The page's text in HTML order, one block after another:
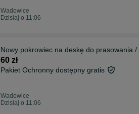
Wadowice
Dzisiaj o 11:06
Nowy pokrowiec na deskę do prasowania
60 zł
Pakiet Ochronny dostępny gratis
Wadowice
Dzisiaj o 11:06